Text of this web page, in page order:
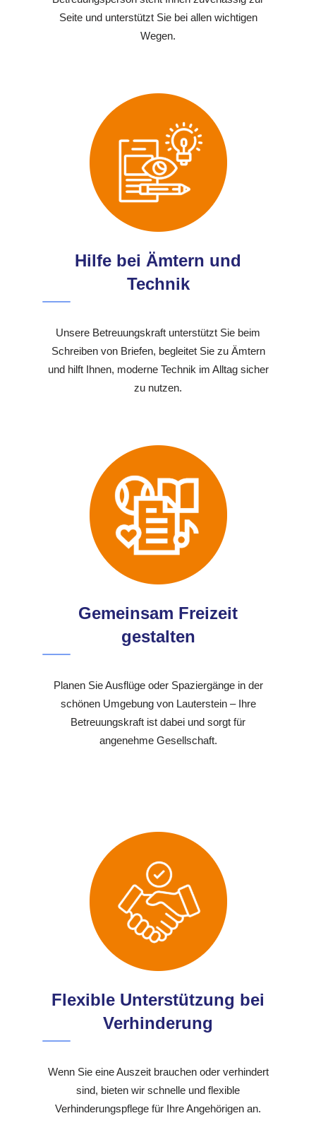
Seite und unterstützt Sie bei allen wichtigen
Wegen.
Hilfe bei Ämtern und
Technik
Unsere Betreuungskraft unterstützt Sie beim
Schreiben von Briefen, begleitet Sie zu Ämtern
und hilft Ihnen, moderne Technik im Alltag sicher
zu nutzen.
Gemeinsam Freizeit
gestalten
Planen Sie Ausflüge oder Spaziergänge in der
schönen Umgebung von Lauterstein – Ihre
Betreuungskraft ist dabei und sorgt für
angenehme Gesellschaft.
Flexible Unterstützung bei
Verhinderung
Wenn Sie eine Auszeit brauchen oder verhindert
sind, bieten wir schnelle und flexible
Verhinderungspflege für Ihre Angehörigen an.